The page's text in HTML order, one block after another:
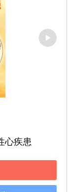
心疾患